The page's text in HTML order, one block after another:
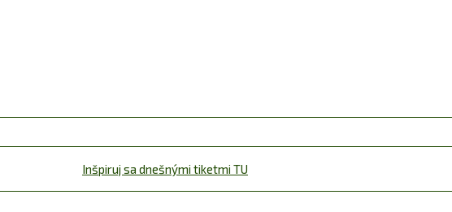
Inšpiruj sa dnešnými tiketmi TU